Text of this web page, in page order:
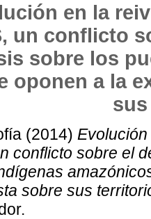
en la
un conflicto
sobre los
oponen a la
(2014)
conflicto sobre el
sobre sus